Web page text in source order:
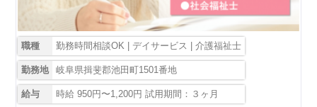
職種 勤務時間相談OK | デイサービス | 介護福祉士
勤務地 岐阜県揖斐郡池田町1501番地
給与 時給 950円〜1,200円 試用期間：３ヶ月